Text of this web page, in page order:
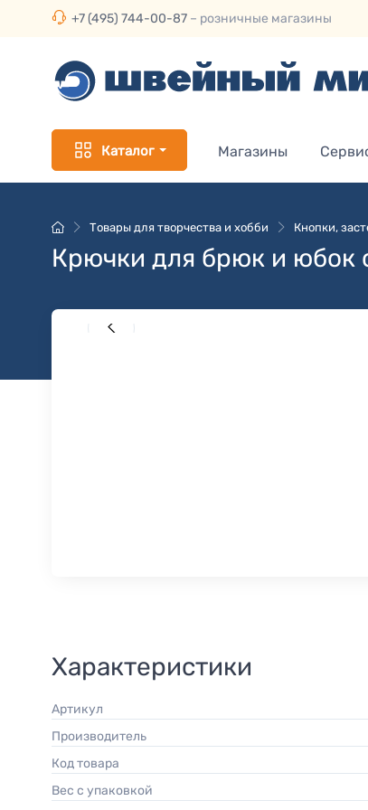
+7 (495) 744-00-87 – розничные магазины
Каталог Магазины
Товары для творчества и хобби Кнопки,
Крючки для брюк и юбок
Характеристики
Артикул
Производитель
Код товара
Вес с упаковкой